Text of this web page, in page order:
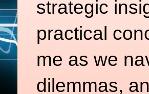
strategic
practical
me as we
dilemmas,